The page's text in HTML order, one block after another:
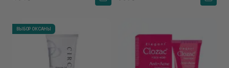
ВЫБОР ОКСАНЫ